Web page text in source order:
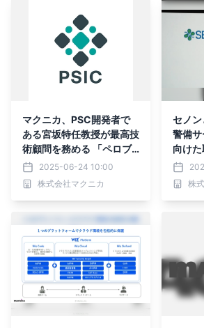
マクニカ、PSC開発者で
ある宮坂特任教授が最高技
術顧問を務める 「ペロブ
スカイト太陽電池社会実装
推進協議会」に創設メンバ
ーとして参画
2025-06-24 10:00
株式会社マクニカ
セノ
警備
向け
携を開
株